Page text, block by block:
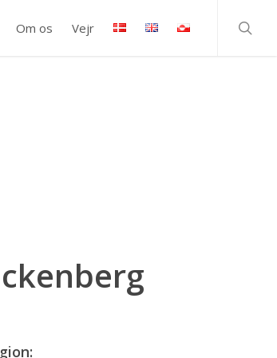
Om os Vejr